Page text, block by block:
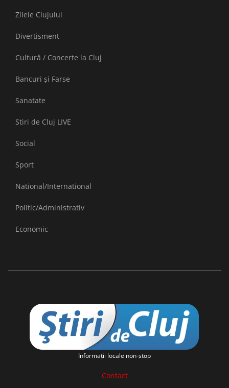
Zilele Clujului
Divertisment
Cultură / Concerte la Cluj
Bancuri și Farse
Sanatate
Stiri de Cluj LIVE
Social
Sport
National/International
Politic/Administrativ
Economic
Informaţii locale non-stop
Contact